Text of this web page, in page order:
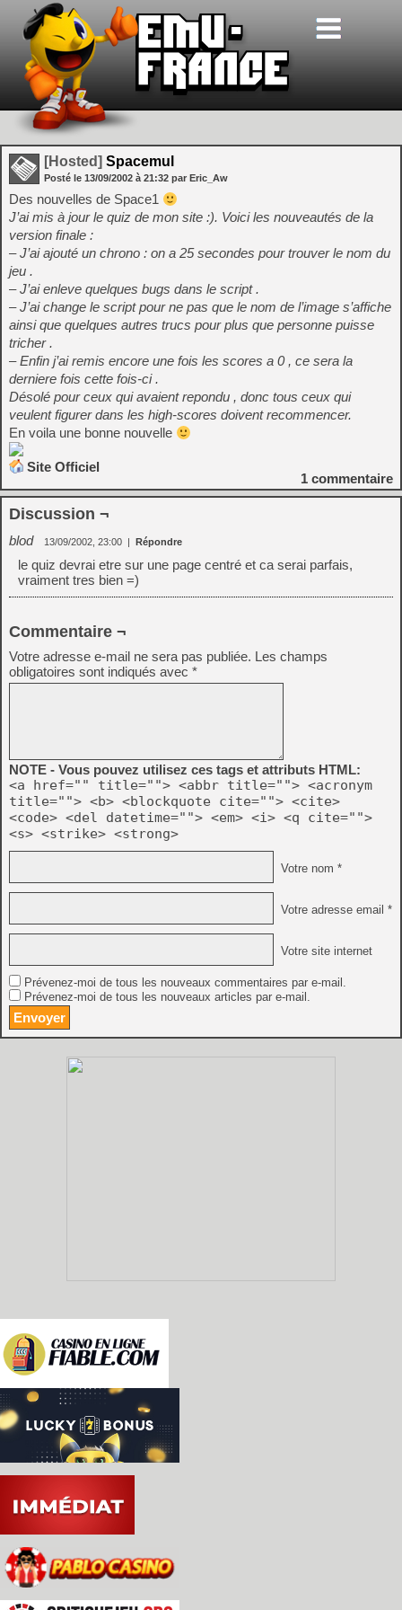
[Hosted] Spacemul
Posté le 13/09/2002 à 21:32 par Eric_Aw
Des nouvelles de Space1
J’ai mis à jour le quiz de mon site :). Voici les nouveautés de la
version finale :
– J’ai ajouté un chrono : on a 25 secondes pour trouver le nom du
jeu .
– J’ai enleve quelques bugs dans le script .
– J’ai change le script pour ne pas que le nom de l’image s’affiche
ainsi que quelques autres trucs pour plus que personne puisse
tricher .
– Enfin j’ai remis encore une fois les scores a 0 , ce sera la
derniere fois cette fois-ci .
Désolé pour ceux qui avaient repondu , donc tous ceux qui
veulent figurer dans les high-scores doivent recommencer.
En voila une bonne nouvelle
Site Officiel
1 commentaire
Discussion ¬
blod 13/09/2002, 23:00 | Répondre
le quiz devrai etre sur une page centré et ca serai parfais,
vraiment tres bien =)
Commentaire ¬
Votre adresse e-mail ne sera pas publiée. Les champs
obligatoires sont indiqués avec *
NOTE - Vous pouvez utilisez ces tags et attributs HTML:
<a href="" title=""> <abbr title=""> <acronym
title=""> <b> <blockquote cite=""> <cite>
<code> <del datetime=""> <em> <i> <q cite="">
<s> <strike> <strong>
Votre nom *
Votre adresse email *
Votre site internet
Prévenez-moi de tous les nouveaux commentaires par e-mail.
Prévenez-moi de tous les nouveaux articles par e-mail.